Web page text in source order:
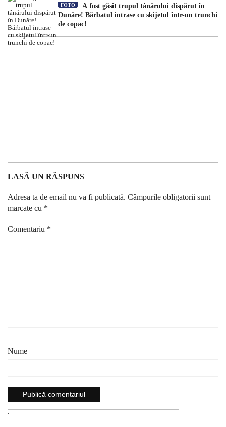
FOTO
A fost găsit trupul tânărului dispărut în
Dunăre! Bărbatul intrase cu skijetul într-un trunchi
de copac!
LASĂ UN RĂSPUNS
Adresa ta de email nu va fi publicată. Câmpurile obligatorii sunt
marcate cu *
Comentariu *
Nume
`